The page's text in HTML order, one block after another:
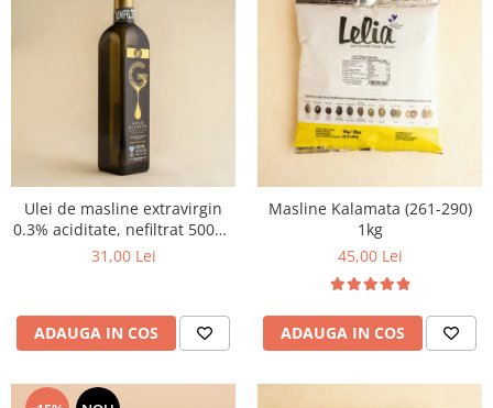
Ulei de masline extravirgin
0.3% aciditate, nefiltrat 500ml
- presat la rece
31,00 Lei
ADAUGA IN COS
Masline Kalamata (261-290)
1kg
45,00 Lei
ADAUGA IN COS